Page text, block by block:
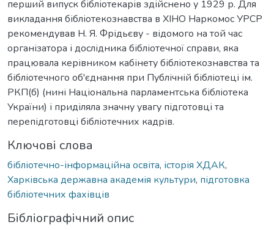
перший випуск бібліотекарів здійснено у 1929 р. Для
викладання бібліотекознавства в ХІНО Наркомос УРСР
рекомендував Н. Я. Фрідьєву - відомого на той час
організатора і дослідника бібліотечної справи, яка
працювала керівником кабінету бібліотекознавства та
бібліотечного об'єднання при Публічній бібліотеці ім.
РКП(б) (нині Національна парламентська бібліотека
України) і приділяла значну увагу підготовці та
перепідготовці бібліотечних кадрів.
Ключові слова
бібліотечно-інформаційна освіта, історія ХДАК,
Харківська державна академія культури, підготовка
бібліотечних фахівців
Бібліографічний опис